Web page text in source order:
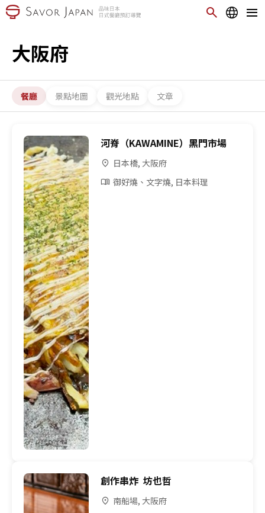
大阪府
餐廳 景點地圖 觀光地點 文章
河脊（KAWAMINE）黑門市場
日本橋, 大阪府
御好燒、文字燒, 日本料理
創作串炸 坊也哲
南船場, 大阪府